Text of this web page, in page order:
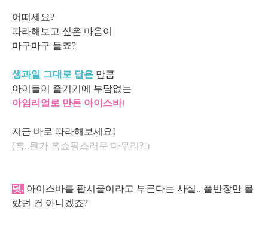
어떠세요?
따라해보고 싶은 마음이
마구마구 들죠?
생과일 그대로 담은 만큼
아이들이 즐기기에 부담없는
아임리얼로 만든 아이스바!
지금 바로 따라해보세요!
(흠..뭔가 홈쇼핑스러운 마무리?!)
덧. 아이스바를 팝시클이라고 부른다는 사실.. 풀반장만 몰
랐던 건 아니겠죠?